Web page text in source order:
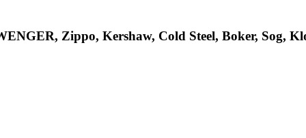
Zippo, Kershaw, Cold Steel, Boker, Sog,